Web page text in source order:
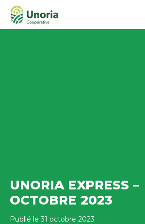
UNORIA EXPRESS –
OCTOBRE 2023
Publié le 31 octobre 2023